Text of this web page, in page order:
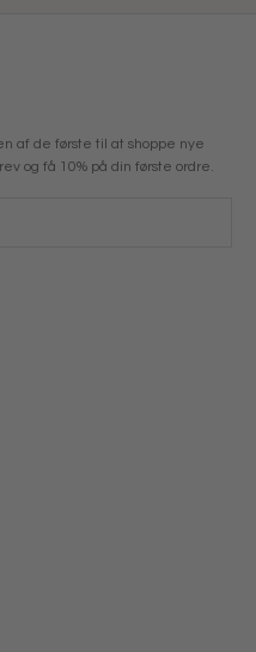
af de første til at shoppe nye
og få 10% på din første ordre.